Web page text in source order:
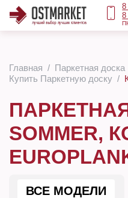
8
8
Главная Паркетная доска
Купить Паркетную доску
SOMMER,
ВСЕ МОДЕЛИ